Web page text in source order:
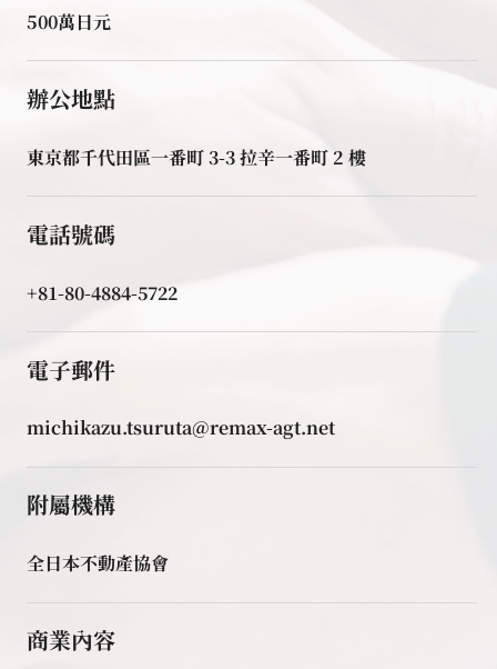
500萬日元
辦公地點
東京都千代田區一番町 3-3 拉辛一番町 2 樓
電話號碼
+81-80-4884-5722
電子郵件
michikazu.tsuruta@remax-agt.net
附屬機構
全日本不動產協會
商業內容